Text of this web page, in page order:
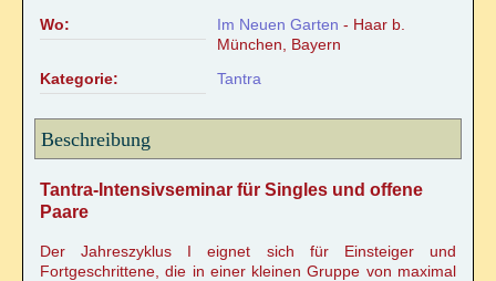
Reiki-Anwendung
Reiki-Wohlfühlmassage
Ohrkerzen-Ritual
Mobiler Service
TERMINKALENDER
Wo:
Im Neuen Garten - Haar b.
München, Bayern
Kategorie:
Tantra
Beschreibung
Tantra-Intensivseminar für Singles und offene
Paare
Der Jahreszyklus I eignet sich für Einsteiger und
Fortgeschrittene, die in einer kleinen Gruppe von maximal